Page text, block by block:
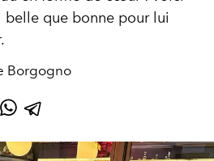
belle que bonne pour lui
Borgogno